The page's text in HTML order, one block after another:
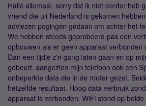
Hallo allemaal, sorry dat ik niet eerder heb
vriend die uit Nederland is gekomen
adviezen pogingen gedaan om achter het
We hebben steeds geprobeerd pas een
opbouwen als er geen apparaat verbonden
Dan een tijdje z'n gang laten gaan en op
gebeurt. aangezien mijn telefoon ook een
onbeperkte data die in de router gezet.
hetzelfde resultaat. Hoog data verbruik
apparaat is verbonden. WiFi stond op